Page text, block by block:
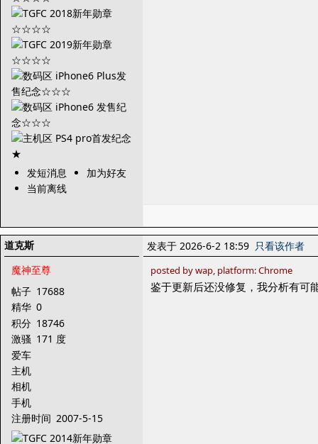
发短消息
加为好友
当前离线
道克斯
魔神至尊
帖子 17688
精华 0
积分 18746
激骚 171 度
爱车
主机
相机
手机
注册时间 2007-5-15
发表于 2026-6-2 18:59 只看该作者
posted by wap, platform: Chrome
鉴于更新后还没修复，我分析有可